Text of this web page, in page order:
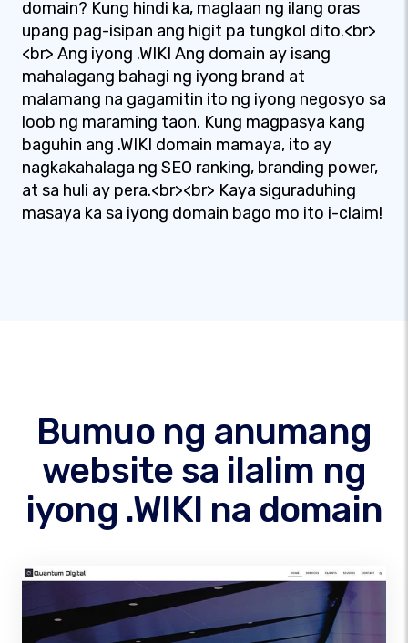
domain? Kung hindi ka, maglaan ng ilang oras
upang pag-isipan ang higit pa tungkol dito.<br>
<br> Ang iyong .WIKI Ang domain ay isang
mahalagang bahagi ng iyong brand at
malamang na gagamitin ito ng iyong negosyo sa
loob ng maraming taon. Kung magpasya kang
baguhin ang .WIKI domain mamaya, ito ay
nagkakahalaga ng SEO ranking, branding power,
at sa huli ay pera.<br><br> Kaya siguraduhing
masaya ka sa iyong domain bago mo ito i-claim!
Bumuo ng anumang
website sa ilalim ng
iyong .WIKI na domain